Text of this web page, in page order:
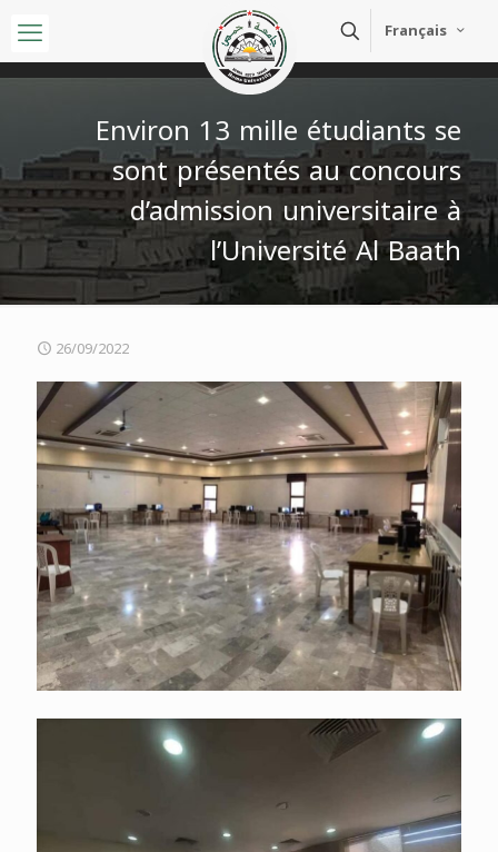
Français
Environ 13 mille étudiants se
sont présentés au concours
d’admission universitaire à
l’Université Al Baath
26/09/2022